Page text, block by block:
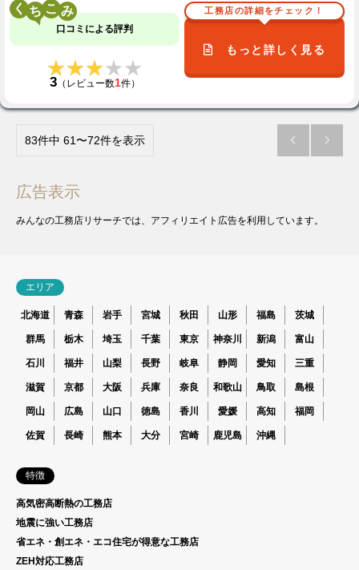
く こ
口コミによる評判
★★★★★
★★★★★
3（レビュー数1件）
工務店の詳細をチェック！
もっと詳しく見る
83件中 61〜72件を表示  
広告表示
みんなの工務店リサーチでは、アフィリエイト広告を利用しています。
エリア
北海道 青森 岩手 宮城 秋田 山形 福島 茨城
群馬 栃木 埼玉 千葉 東京 神奈川 新潟 富山
石川 福井 山梨 長野 岐阜 静岡 愛知 三重
滋賀 京都 大阪 兵庫 奈良 和歌山 鳥取 島根
岡山 広島 山口 徳島 香川 愛媛 高知 福岡
佐賀 長崎 熊本 大分 宮崎 鹿児島 沖縄
特徴
高気密高断熱の工務店
地震に強い工務店
省エネ・創エネ・エコ住宅が得意な工務店
ZEH対応工務店